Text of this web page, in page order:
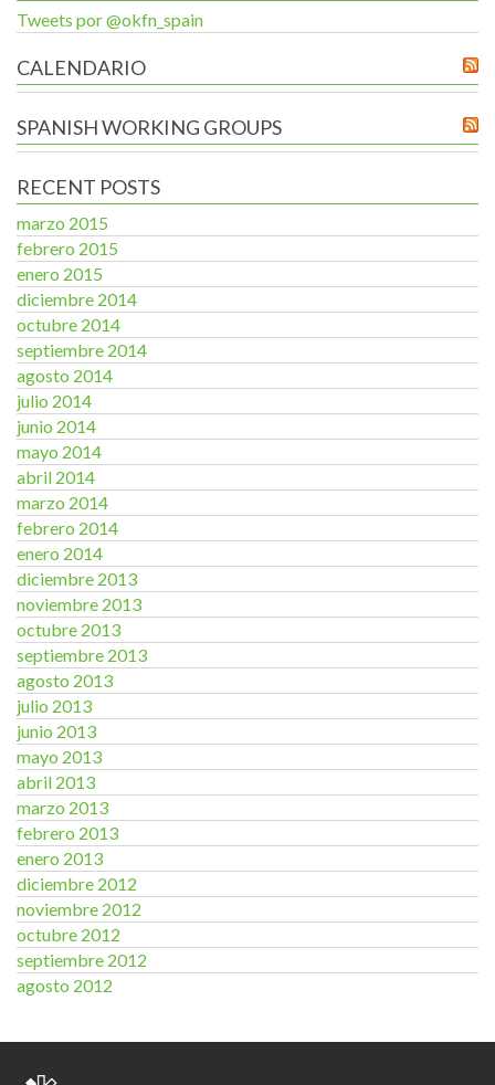
Tweets por @okfn_spain
CALENDARIO
SPANISH WORKING GROUPS
RECENT POSTS
marzo 2015
febrero 2015
enero 2015
diciembre 2014
octubre 2014
septiembre 2014
agosto 2014
julio 2014
junio 2014
mayo 2014
abril 2014
marzo 2014
febrero 2014
enero 2014
diciembre 2013
noviembre 2013
octubre 2013
septiembre 2013
agosto 2013
julio 2013
junio 2013
mayo 2013
abril 2013
marzo 2013
febrero 2013
enero 2013
diciembre 2012
noviembre 2012
octubre 2012
septiembre 2012
agosto 2012